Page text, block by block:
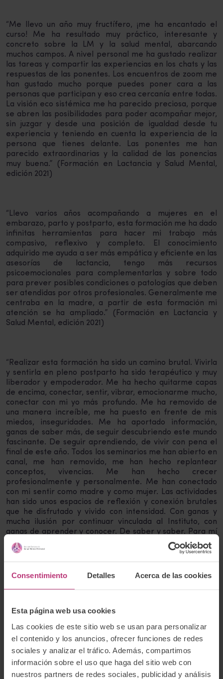
Consentimiento Detalles Acerca de las cookies
Esta página web usa cookies
Las cookies de este sitio web se usan para personalizar
el contenido y los anuncios, ofrecer funciones de redes
sociales y analizar el tráfico. Además, compartimos
información sobre el uso que haga del sitio web con
nuestros partners de redes sociales, publicidad y análisis
“Me llevo un año muy fructífero, ¡me ha encantado el
curso! Me ha resultado muy práctico, interesante y
concreto sobre la LM y la salud mental, abarcando
muchos campos. A nivel personal me ha gustado realizar
las tareas y compartir las experiencias en los chats y las
respuestas de las ponentes. Los encuentros de zoom me
han gustado mucho porque puedes poner cara a las
personas que participan y eso crea cercanía entre todas.
La visión eco sistémica me ha parecido preciosa, porque
se abren las posibilidades para poder acompañar mejor,
sin juzgar y desde una posición de igualdad desde tu
experiencia y teniendo en cuenta la experiencia de la
persona que tienes delante. Las ponentes me han
parecido extraordinarias y la calidad de las ponencias
muy buena.” (Formación en Lactancia y Salud Mental,
edición 2021)
“Llevo varios años acompañando a mujeres en el
embarazo, parto y postparto, esta formación me ha dado
infinitas herramientas para hacer mi trabajo más
compasivo, reflexivo y completo. El conocimiento
adquirido me ayuda a ser más empática y eficiente en las
asesorías de lactancia, tengo más recursos
psicoemocionales para complementarlas y sobre todo
para prever posibles condiciones o patologías que deben
ser atendidas por otros profesionales. Generalmente me
centraba en la madre, a partir de esta formación mi
atención se ha ampliado.” (Formación en Lactancia y
Salud Mental, edición 2021)
“Realizar esta formación ha sido un camino brutal. Vivirla
y sentirla en pleno postparto ha sido terapéutico y muy
liberador y empoderador. Me ha hecho quitarme capas
de encima, conectar, sentir, vibrar, emocionarme mucho,
conectar con mi yo más profundo. Me ha removido de
una manera increíble, me ha puesto en frente de mis
miedos, inseguridades. Me ha aportado información,
ganas de saber más, de seguir descubriendo este mundo
fascinante. De seguir aprendiendo, de vivir con pena el
final de este año. Todos los seminarios me han abierto en
canal, me han removido, me han hecho replantear
conceptos, vivencias. Me han hecho crecer
profesionalmente y personalmente. Me han conectado
con mi sentir como madre y como mujer. Las actividades
han sido unos espacios de reflexión y conexión brutales
que he disfrutado y vivido con intensidad. Con ganas y
mucha ilusión por continuar vinculada al Instituto, con
ganas de aprender y conocer. De saber y saber. Para mí
no es el final de una etapa sino el inicio de un gran
camino”. (Fundamentos de Salud Mental Perinatal,
edición 2022)